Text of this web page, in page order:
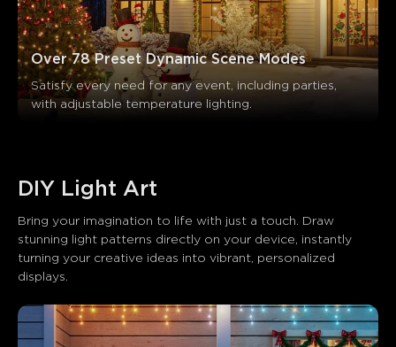
Over 78 Preset Dynamic Scene Modes
Satisfy every need for any event, including parties,
with adjustable temperature lighting.
DIY Light Art
Bring your imagination to life with just a touch. Draw
stunning light patterns directly on your device, instantly
turning your creative ideas into vibrant, personalized
displays.